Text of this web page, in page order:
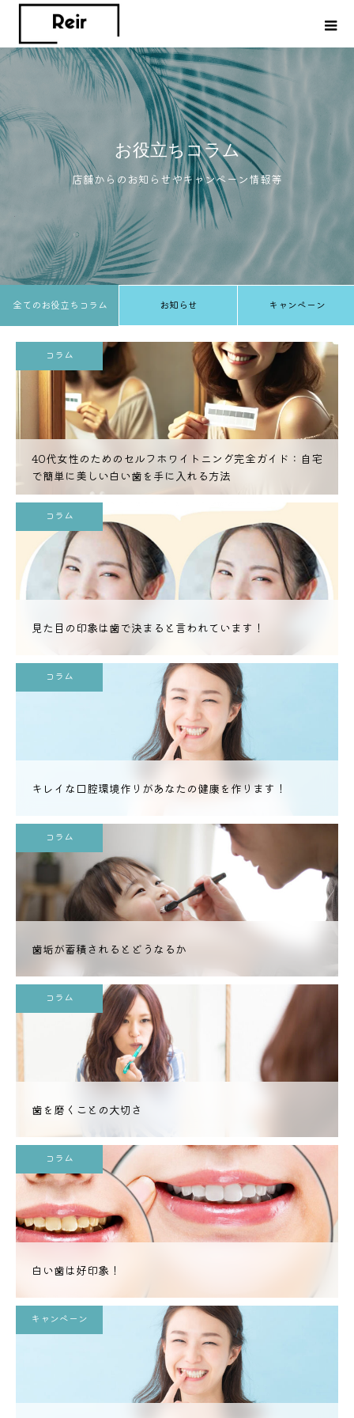
お役立ちコラム
店舗からのお知らせやキャンペーン情報等
全てのお役立ちコラム お知らせ キャンペーン
コラム
40代女性のためのセルフホワイトニング完全ガイド：自宅
で簡単に美しい白い歯を手に入れる方法
コラム
見た目の印象は歯で決まると言われています！
コラム
キレイな口腔環境作りがあなたの健康を作ります！
コラム
歯垢が蓄積されるとどうなるか
コラム
歯を磨くことの大切さ
コラム
白い歯は好印象！
キャンペーン